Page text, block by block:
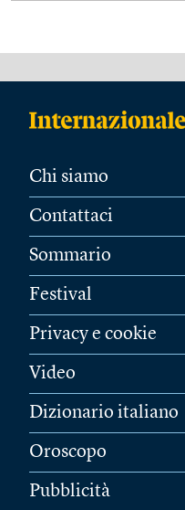
Chi siamo
Contattaci
Sommario
Festival
Privacy e cookie
Video
Dizionario italiano
Oroscopo
Pubblicità